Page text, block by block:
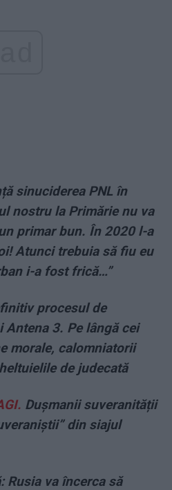
sinuciderea PNL în
nostru la Primărie nu va
primar bun. În 2020 l-a
Atunci trebuia să fiu eu
i-a fost frică…”
procesul de
Antena 3. Pe lângă cei
morale, calomniatorii
de judecată
Dușmanii suveranității
din siajul
Rusia va încerca să